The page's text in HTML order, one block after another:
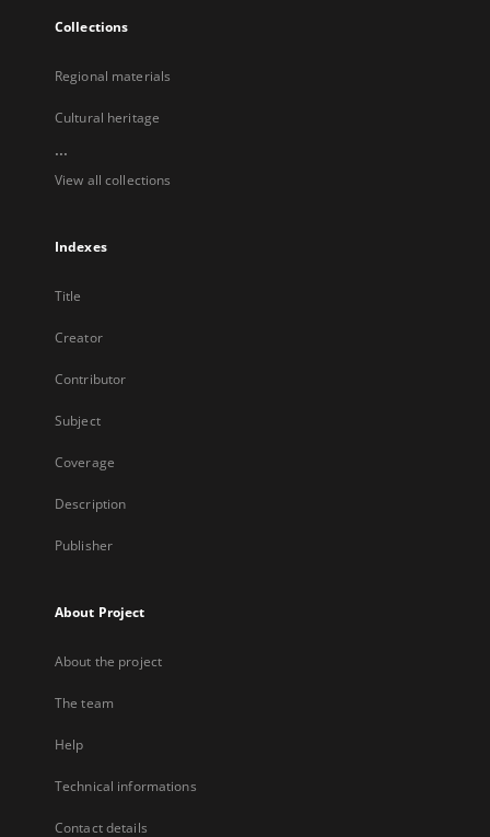
Collections
Regional materials
Cultural heritage
...
View all collections
Indexes
Title
Creator
Contributor
Subject
Coverage
Description
Publisher
About Project
About the project
The team
Help
Technical informations
Contact details